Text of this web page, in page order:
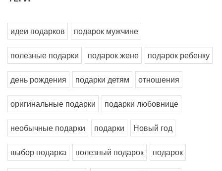
идеи подарков подарок мужчине
полезные подарки подарок жене подарок ребенку
день рождения подарки детям отношения
оригинальные подарки подарки любовнице
необычные подарки подарки Новый год
выбор подарка полезный подарок подарок